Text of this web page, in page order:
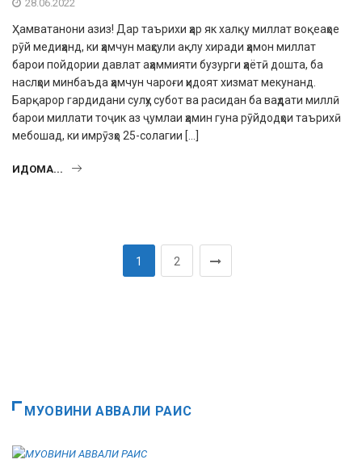
28.06.2022
Ҳамватанони азиз! Дар таърихи ҳар як халқу миллат воқеаҳое
рӯй медиҳанд, ки ҳамчун маҳсули ақлу хиради ҳамон миллат
барои пойдории давлат аҳаммияти бузурги ҳаётӣ дошта, ба
наслҳои минбаъда ҳамчун чароғи ҳидоят хизмат мекунанд.
Барқарор гардидани сулҳу субот ва расидан ба ваҳдати миллӣ
барои миллати тоҷик аз ҷумлаи ҳамин гуна рӯйдодҳои таърихӣ
мебошад, ки имрӯзҳо 25-солагии […]
ИДОМА...
1 2
МУОВИНИ АВВАЛИ РАИС